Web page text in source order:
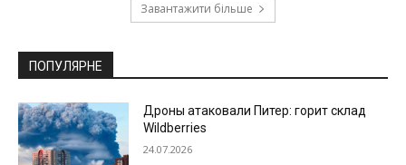
Завантажити більше
ПОПУЛЯРНЕ
Дроны атаковали Питер: горит склад
Wildberries
24.07.2026